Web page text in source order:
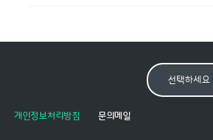
개인정보처리방침 문의메일